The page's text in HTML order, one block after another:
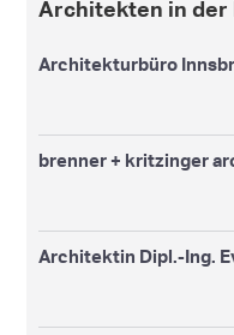
Architekten in der
Architekturbüro
brenner + kritzinger
Architektin Dipl.-Ing.